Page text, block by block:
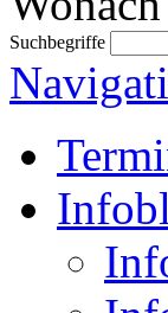
Suchbegriffe